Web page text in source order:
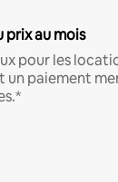
prix au mois
pour les
un paiement